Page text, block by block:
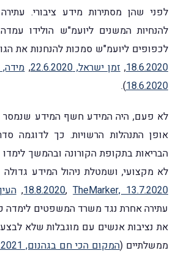
לפני שהן מסתירות מידע ציבורי.
להנחיות המשנים ליועמ"ש הולידו
לכפופים ליועמ"ש סמכות להנחנות את
18.6.2020
,זמן ישראל, 22.6.2020 ,מידה, 28.6.2020
18.6.2020
).
לא פעם, היה המידע חשף המידע שנמסר
אופן התנהלות הרשויות. כך לדוגמה
הבריאות בתקופת הקורונה ובהמשך
לא מקצועי, ושמטלת ניהול המידע גדולה
18.8.2020,TheMarker, 13.7.2020
,העין
עתירה אחרת נגד משרד המשפטים לימדה
את נציבות אנשים עם מוגבלות שלא לבצע
ממשלתיים (המקום הכי חם בגהנום, 15.6.2021